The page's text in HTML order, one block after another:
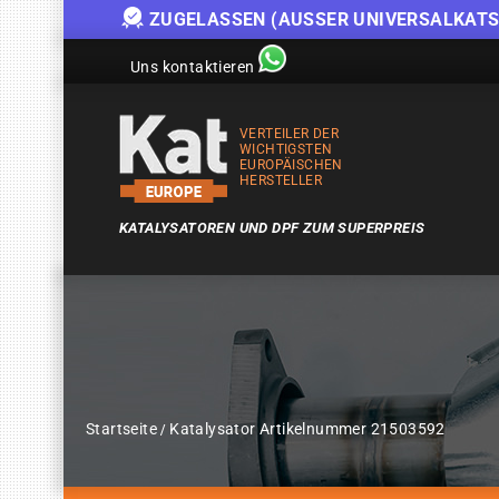
ZUGELASSEN (AUSSER
Uns kontaktieren
VERTEILER DER
WICHTIGSTEN
EUROPÄISCHEN
HERSTELLER
KATALYSATOREN UND DPF ZUM SUPERPREIS
Startseite Katalysator Artikelnummer 21503592